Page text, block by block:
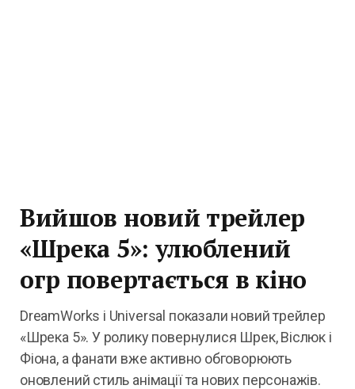
Вийшов новий трейлер
«Шрека 5»: улюблений
огр повертається в кіно
DreamWorks і Universal показали новий трейлер
«Шрека 5». У ролику повернулися Шрек, Віслюк і
Фіона, а фанати вже активно обговорюють
оновлений стиль анімації та нових персонажів.